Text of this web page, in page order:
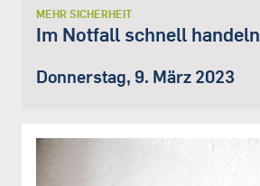
MEHR SICHERHEIT
Im Notfall schnell handeln
Donnerstag, 9. März 2023